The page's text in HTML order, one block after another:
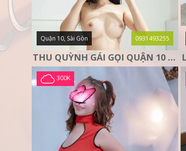
Quận 10, Sài Gòn 0931493255
THU QUỲNH GÁI GỌI QUẬN 10 – MẶT XINH DA TRẮNG – SANG
300K